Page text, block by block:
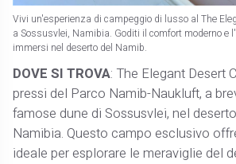
Vivi un'esperienza di campeggio di lusso al The
a Sossusvlei, Namibia. Goditi il comfort moderno e
immersi nel deserto del Namib.
DOVE SI TROVA: The Elegant Desert
pressi del Parco Namib-Naukluft, a
famose dune di Sossusvlei, nel
Namibia. Questo campo esclusivo
ideale per esplorare le meraviglie del